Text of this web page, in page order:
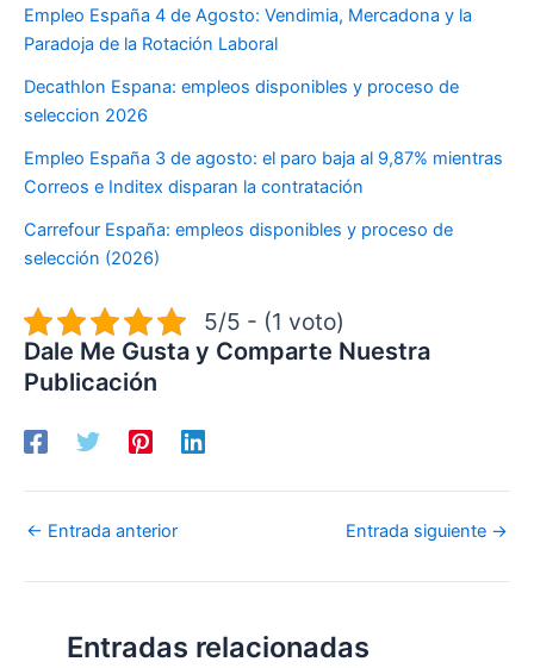
Empleo España 4 de Agosto: Vendimia, Mercadona y la
Paradoja de la Rotación Laboral
Decathlon Espana: empleos disponibles y proceso de
seleccion 2026
Empleo España 3 de agosto: el paro baja al 9,87% mientras
Correos e Inditex disparan la contratación
Carrefour España: empleos disponibles y proceso de
selección (2026)
5/5 - (1 voto)
Dale Me Gusta y Comparte Nuestra
Publicación
← Entrada anterior Entrada siguiente →
Entradas relacionadas